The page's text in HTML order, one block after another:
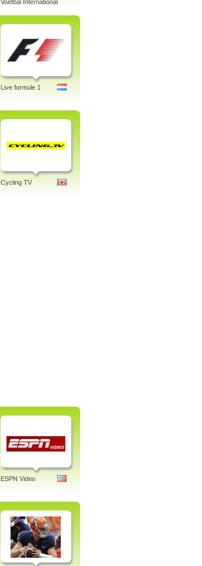
Voetbal International
Live formule 1
Cycling TV
ESPN Video